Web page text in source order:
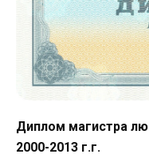
Диплом магистра
2000-2013 г.г.